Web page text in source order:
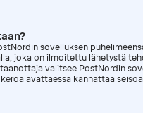
sovelluksen
joka on ilmoitettu lähetystä
valitsee PostNordin
avattaessa kannattaa